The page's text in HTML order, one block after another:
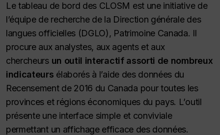
Le tableau de bord des CLOSM est une initiative de
l’équipe de recherche de la Direction générale des
langues officielles (DGLO), Patrimoine Canada. Il
procure aux analystes, aux agents et aux
chercheurs un outil interactif assorti de nombreux
indicateurs élaborés à l’aide des données du
Recensement de 2016 du Canada pour toutes les
provinces et régions économiques du pays. L’outil
présente une interface simple et conviviale
permettant un affichage efficace des données.